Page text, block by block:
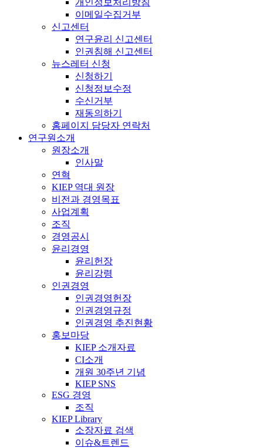
이메일수집거부
신고센터
연구윤리 신고센터
인권침해 신고센터
뉴스레터 신청
신청하기
신청정보수정
수신거부
재동의하기
홈페이지 담당자 연락처
연구원소개
원장소개
인사말
연혁
KIEP 역대 원장
비전과 경영목표
사업계획
조직
경영공시
윤리경영
윤리헌장
윤리강령
인권경영
인권경영헌장
인권경영규정
인권경영 추진현황
홍보마당
KIEP 소개자료
CI소개
개원 30주년 기념
KIEP SNS
ESG 경영
조직
KIEP Library
소장자료 검색
이슈&트렌드